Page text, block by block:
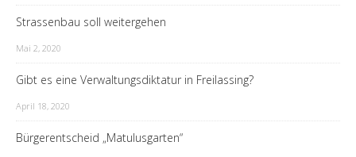
Strassenbau soll weitergehen
Mai 2, 2020
Gibt es eine Verwaltungsdiktatur in Freilassing?
April 18, 2020
Bürgerentscheid „Matulusgarten“